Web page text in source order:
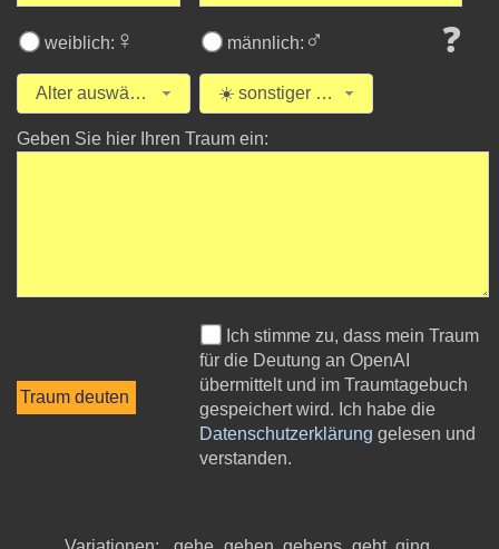
weiblich: ♀ männlich: ♂ ❓
Alter auswählen ☀️ sonstiger Traum
Geben Sie hier Ihren Traum ein:
Ich stimme zu, dass mein Traum
für die Deutung an OpenAI
übermittelt und im Traumtagebuch
gespeichert wird. Ich habe die
Datenschutzerklärung gelesen und
verstanden.